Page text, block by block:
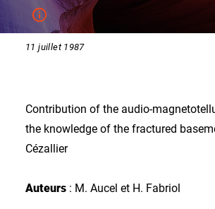
11 juillet 1987
Contribution of the audio-
the knowledge of the fractured
Cézallier
Auteurs : M. Aucel et H. Fabriol